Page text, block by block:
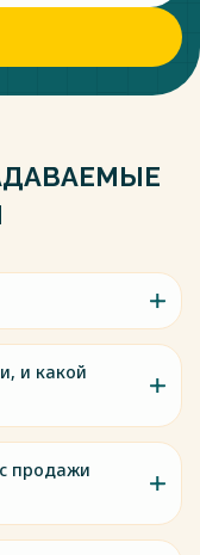
и какой
продажи